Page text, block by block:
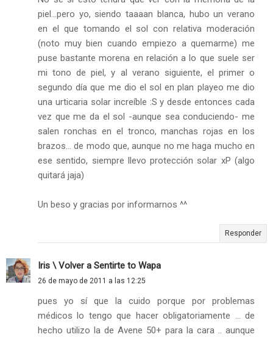
piel...pero yo, siendo taaaan blanca, hubo un verano
en el que tomando el sol con relativa moderación
(noto muy bien cuando empiezo a quemarme) me
puse bastante morena en relación a lo que suele ser
mi tono de piel, y al verano siguiente, el primer o
segundo día que me dio el sol en plan playeo me dio
una urticaria solar increíble :S y desde entonces cada
vez que me da el sol -aunque sea conduciendo- me
salen ronchas en el tronco, manchas rojas en los
brazos... de modo que, aunque no me haga mucho en
ese sentido, siempre llevo protección solar xP (algo
quitará jaja)
Un beso y gracias por informarnos ^^
Responder
Iris \ Volver a Sentirte to Wapa
26 de mayo de 2011 a las 12:25
pues yo sí que la cuido porque por problemas
médicos lo tengo que hacer obligatoriamente ... de
hecho utilizo la de Avene 50+ para la cara .. aunque